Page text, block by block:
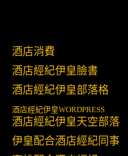
酒店消費
酒店經紀伊皇臉書
酒店經紀伊皇部落格
酒店經紀伊皇WORDPRESS
酒店經紀伊皇天空部落
伊皇配合酒店經紀同事